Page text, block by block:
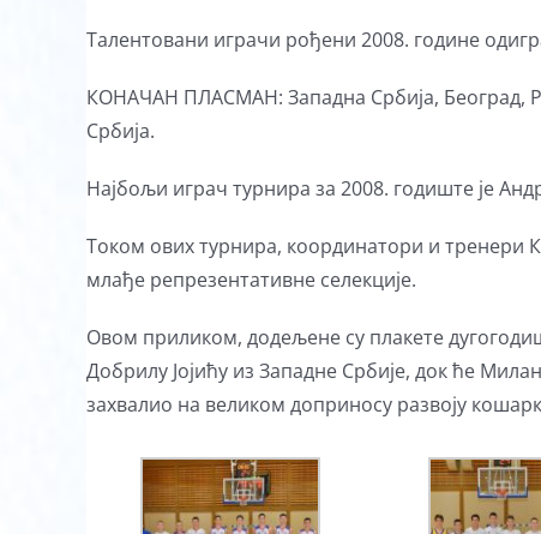
Талентовани играчи рођени 2008. године
КОНАЧАН ПЛАСМАН: Западна Србија, Београд,
Србија.
Најбољи играч турнира за 2008. годиште је
Током ових турнира, координатори и тренери
млађе репрезентативне селекције.
Овом приликом, додељене су плакете
Добрилу Јојићу из Западне Србије, док ће
захвалио на великом доприносу развоју